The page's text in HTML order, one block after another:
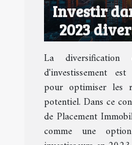
Investir
2023
rendement
votre
La
d'investissement
pour optimiser les
potentiel. Dans ce
de Placement
comme une